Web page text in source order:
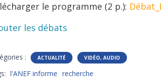
le programme (2 p.):
les débats
: ACTUALITÉ VIDÉO, AUDIO
l'ANEF informe recherche